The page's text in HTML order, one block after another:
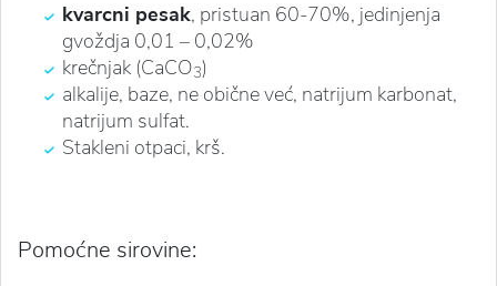
kvarcni pesak, pristuan 60-70%, jedinjenja
gvoždja 0,01 – 0,02%
krečnjak (CaCO3)
alkalije, baze, ne obične već, natrijum karbonat,
natrijum sulfat.
Stakleni otpaci, krš.
Pomoćne sirovine: